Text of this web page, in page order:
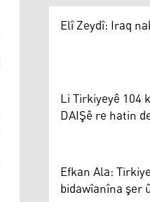
Elî Zeydî: Iraq
Li Tirkiyeyê 104
DAIŞê re hatin
Efkan Ala:
bidawîanîna şer